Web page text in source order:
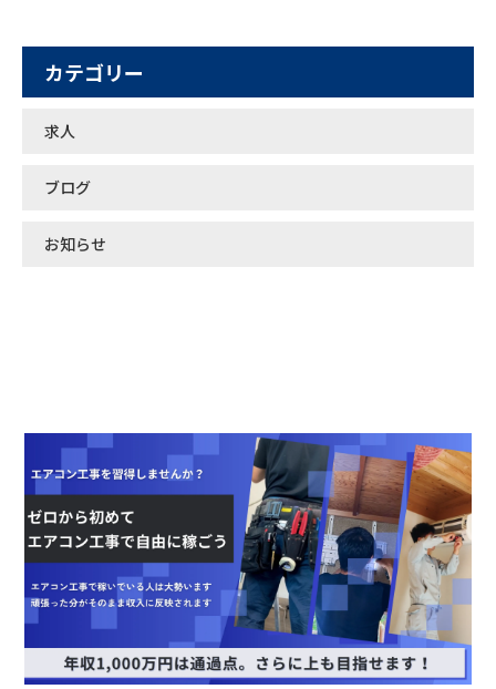
カテゴリー
求人
ブログ
お知らせ